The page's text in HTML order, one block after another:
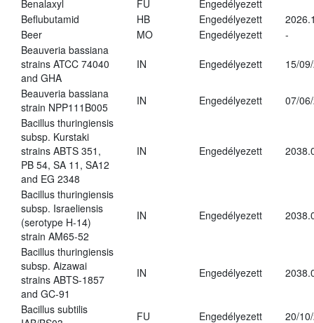
Benalaxyl
FU
Engedélyezett
Beflubutamid
HB Engedélyezett
Beer
MO Engedélyezett
-
Beauveria bassiana
strains ATCC 74040
and GHA
IN Engedélyezett 15/
Beauveria bassiana
strain NPP111B005
IN Engedélyezett
07/
Bacillus thuringiensis
subsp. Kurstaki
strains ABTS 351,
PB 54, SA 11, SA12
and EG 2348
IN Engedélyezett
Bacillus thuringiensis
subsp. Israeliensis
(serotype H-14)
strain AM65-52
IN Engedélyezett
Bacillus thuringiensis
subsp. Aizawai
strains ABTS-1857
and GC-91
IN Engedélyezett
Bacillus subtilis
FU Engedélyezett 20/